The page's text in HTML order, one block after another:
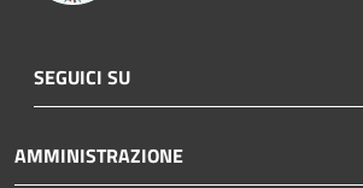
SEGUICI SU
AMMINISTRAZIONE